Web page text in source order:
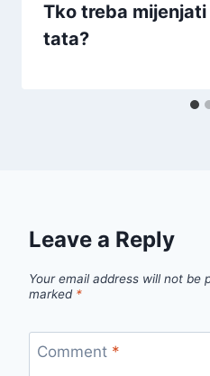
Tko treba
tata?
Leave a Reply
Your email address will not be
marked *
Comment *